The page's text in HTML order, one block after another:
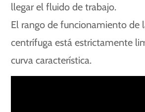
llegar el fluido de trabajo.
El rango de funcionamiento de
centrífuga está estrictamente
curva característica.